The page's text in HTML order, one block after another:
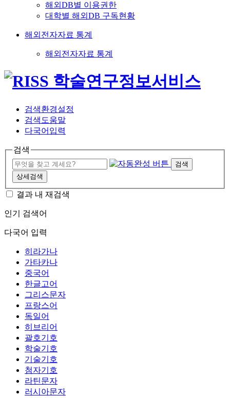
해외DB별 이용권한
대학별 해외DB 구독현황
해외전자자료 통계
해외전자자료 통계
검색환경설정
검색도움말
다국어입력
검색
검색
상세검색
결과 내 재검색
인기 검색어
다국어 입력
히라가나
가타카나
중국어
한글고어
그리스문자
프랑스어
독일어
히브리어
괄호기호
학술기호
기술기호
첨자기호
라틴문자
러시아문자